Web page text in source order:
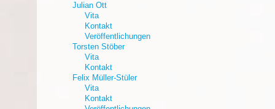
Julian Ott
Vita
Kontakt
Veröffentlichungen
Torsten Stöber
Vita
Kontakt
Felix Müller-Stüler
Vita
Kontakt